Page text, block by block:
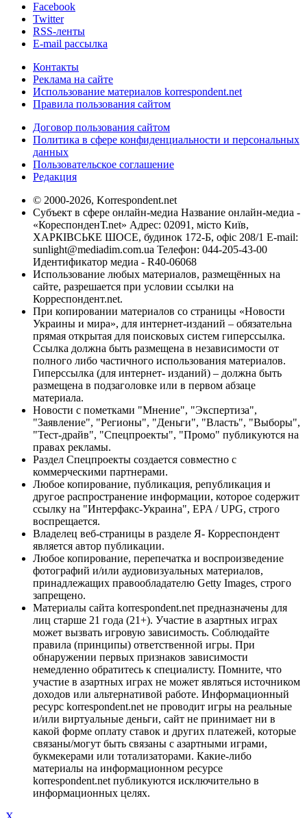
Facebook
Twitter
RSS-ленты
E-mail рассылка
Контакты
Реклама на сайте
Использование материалов korrespondent.net
Правила пользования сайтом
Договор пользования сайтом
Политика в сфере конфиденциальности и персональных
данных
Пользовательское соглашение
Редакция
© 2000-2026, Korrespondent.net
Субъект в сфере онлайн-медиа Название онлайн-медиа -
«КореспонденТ.net» Адрес: 02091, місто Київ,
ХАРКІВСЬКЕ ШОСЕ, будинок 172-Б, офіс 208/1 E-mail:
sunlight@mediadim.com.ua Телефон: 044-205-43-00
Идентификатор медиа - R40-06068
Использование любых материалов, размещённых на
сайте, разрешается при условии ссылки на
Корреспондент.net.
При копировании материалов со страницы «Новости
Украины и мира», для интернет-изданий – обязательна
прямая открытая для поисковых систем гиперссылка.
Ссылка должна быть размещена в независимости от
полного либо частичного использования материалов.
Гиперссылка (для интернет- изданий) – должна быть
размещена в подзаголовке или в первом абзаце
материала.
Новости с пометками "Мнение", "Экспертиза",
"Заявление", "Регионы", "Деньги", "Власть", "Выборы",
"Тест-драйв", "Спецпроекты", "Промо" публикуются на
правах рекламы.
Раздел Спецпроекты создается совместно с
коммерческими партнерами.
Любое копирование, публикация, републикация и
другое распространение информации, которое содержит
ссылку на "Интерфакс-Украина", EPA / UPG, строго
воспрещается.
Владелец веб-страницы в разделе Я- Корреспондент
является автор публикации.
Любое копирование, перепечатка и воспроизведение
фотографий и/или аудиовизуальных материалов,
принадлежащих правообладателю Getty Images, строго
запрещено.
Материалы сайта korrespondent.net предназначены для
лиц старше 21 года (21+). Участие в азартных играх
может вызвать игровую зависимость. Соблюдайте
правила (принципы) ответственной игры. При
обнаружении первых признаков зависимости
немедленно обратитесь к специалисту. Помните, что
участие в азартных играх не может являться источником
доходов или альтернативой работе. Информационный
ресурс korrespondent.net не проводит игры на реальные
и/или виртуальные деньги, сайт не принимает ни в
какой форме оплату ставок и других платежей, которые
связаны/могут быть связаны с азартными играми,
букмекерами или тотализаторами. Какие-либо
материалы на информационном ресурсе
korrespondent.net публикуются исключительно в
информационных целях.